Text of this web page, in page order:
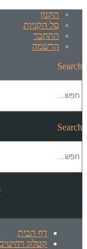
תקנון
סל הקניות
התחבר
הרשמה
Search
Search
דף הבית
קטלוג